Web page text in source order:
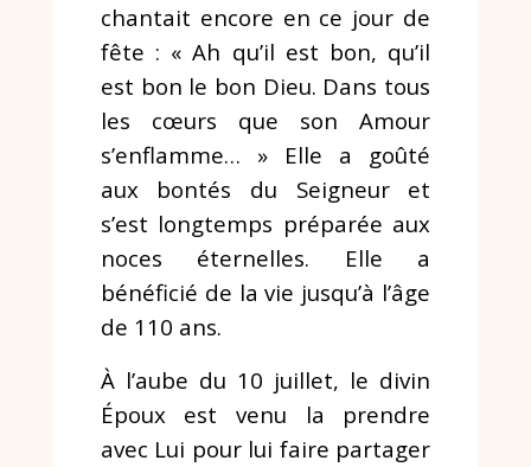
chantait encore en ce jour de
fête : « Ah qu’il est bon, qu’il
est bon le bon Dieu. Dans tous
les cœurs que son Amour
s’enflamme… » Elle a goûté
aux bontés du Seigneur et
s’est longtemps préparée aux
noces éternelles. Elle a
bénéficié de la vie jusqu’à l’âge
de 110 ans.
À l’aube du 10 juillet, le divin
Époux est venu la prendre
avec Lui pour lui faire partager